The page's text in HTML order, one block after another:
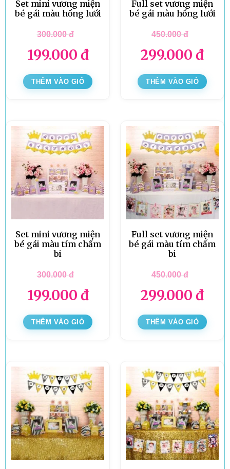
Set mini vương miện
bé gái màu hồng lưới
300.000đ
199.000 đ
THÊM VÀO GIỎ
Full set vương miện
bé gái màu hồng lưới
450.000đ
299.000 đ
THÊM VÀO GIỎ
Set mini vương miện
bé gái màu tím chấm
bi
300.000đ
199.000 đ
THÊM VÀO GIỎ
Full set vương miện
bé gái màu tím chấm
bi
450.000đ
299.000 đ
THÊM VÀO GIỎ